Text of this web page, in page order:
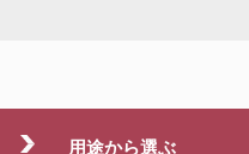
用途から選ぶ